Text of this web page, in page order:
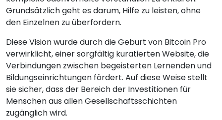
Grundsätzlich geht es darum, Hilfe zu leisten, ohne
den Einzelnen zu überfordern.
Diese Vision wurde durch die Geburt von Bitcoin Pro
verwirklicht, einer sorgfältig kuratierten Website, die
Verbindungen zwischen begeisterten Lernenden und
Bildungseinrichtungen fördert. Auf diese Weise stellt
sie sicher, dass der Bereich der Investitionen für
Menschen aus allen Gesellschaftsschichten
zugänglich wird.